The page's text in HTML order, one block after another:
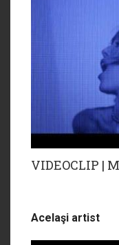
VIDEOCLIP |
Acelaşi artist